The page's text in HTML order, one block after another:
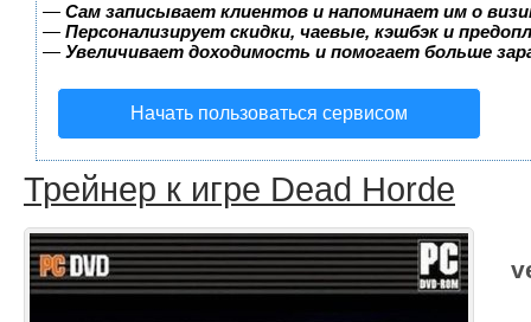
— Сам записывает клиентов и напоминает им о
— Персонализирует скидки, чаевые, кэшбэк и
— Увеличивает доходимость и помогает больше
Начать пользоваться сервисом
Трейнер к игре Dead Horde